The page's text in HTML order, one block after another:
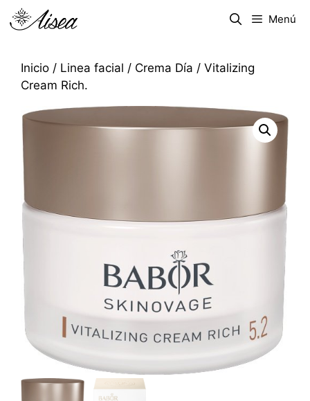
Menú
Inicio / Linea facial / Crema Día / Vitalizing
Cream Rich.